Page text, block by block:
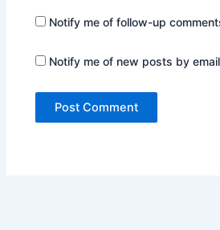
Notify me of follow-up
Notify me of new posts by